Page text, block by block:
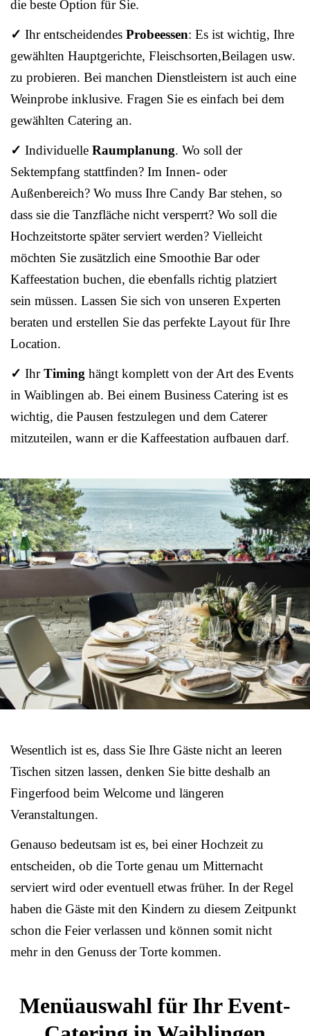
die beste Option für Sie.
✓ Ihr entscheidendes Probeessen: Es ist wichtig, Ihre
gewählten Hauptgerichte, Fleischsorten,Beilagen usw.
zu probieren. Bei manchen Dienstleistern ist auch eine
Weinprobe inklusive. Fragen Sie es einfach bei dem
gewählten Catering an.
✓ Individuelle Raumplanung. Wo soll der
Sektempfang stattfinden? Im Innen- oder
Außenbereich? Wo muss Ihre Candy Bar stehen, so
dass sie die Tanzfläche nicht versperrt? Wo soll die
Hochzeitstorte später serviert werden? Vielleicht
möchten Sie zusätzlich eine Smoothie Bar oder
Kaffeestation buchen, die ebenfalls richtig platziert
sein müssen. Lassen Sie sich von unseren Experten
beraten und erstellen Sie das perfekte Layout für Ihre
Location.
✓ IhrTiming hängt komplett von der Art des Events
in Waiblingen ab. Bei einem Business Catering ist es
wichtig, die Pausen festzulegen und dem Caterer
mitzuteilen, wann er die Kaffeestation aufbauen darf.
Wesentlich ist es, dass Sie Ihre Gäste nicht an leeren
Tischen sitzen lassen, denken Sie bitte deshalb an
Fingerfood beim Welcome und längeren
Veranstaltungen.
Genauso bedeutsam ist es, bei einer Hochzeit zu
entscheiden, ob die Torte genau um Mitternacht
serviert wird oder eventuell etwas früher. In der Regel
haben die Gäste mit den Kindern zu diesem Zeitpunkt
schon die Feier verlassen und können somit nicht
mehr in den Genuss der Torte kommen.
Menüauswahl für Ihr Event-